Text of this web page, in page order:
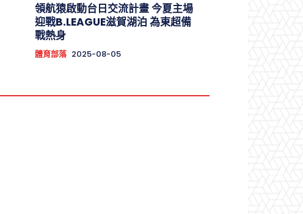
領航猿啟動台日交流計畫 今夏主場
迎戰B.LEAGUE滋賀湖泊 為東超備
戰熱身
體育部落 2025-08-05